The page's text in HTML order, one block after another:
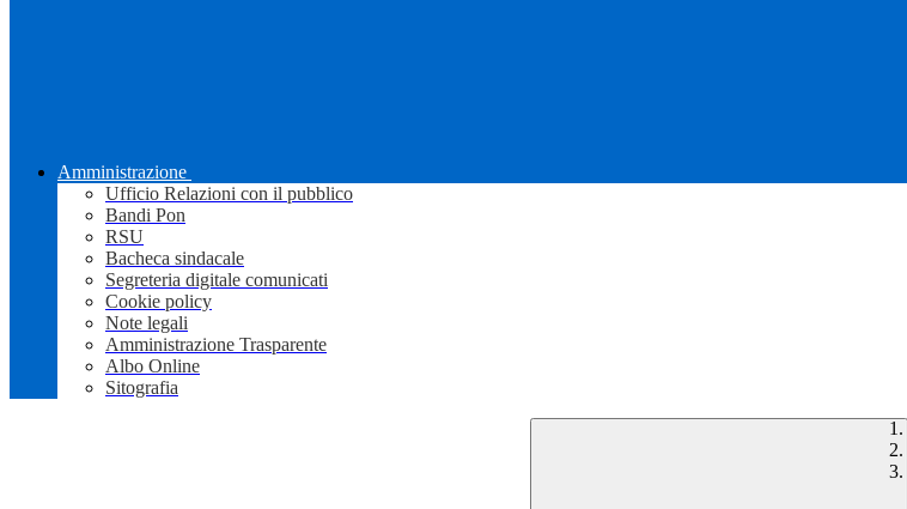
Amministrazione
Ufficio Relazioni con il pubblico
Bandi Pon
RSU
Bacheca sindacale
Segreteria digitale comunicati
Cookie policy
Note legali
Amministrazione Trasparente
Albo Online
Sitografia